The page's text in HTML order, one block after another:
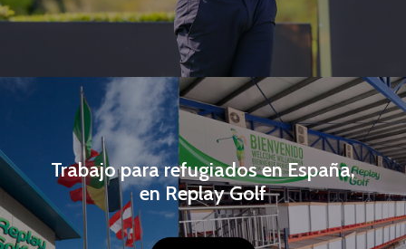
Trabajo para refugiados en España,
en Replay Golf